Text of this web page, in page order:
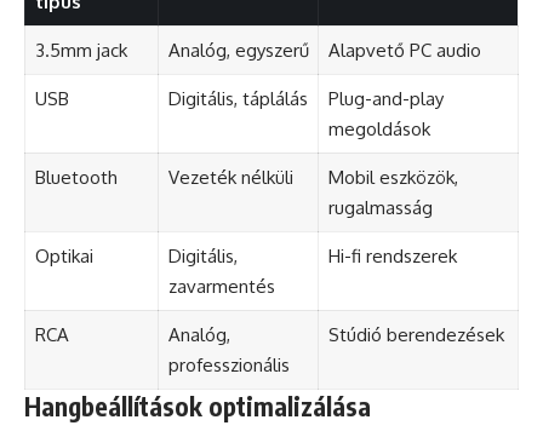
3.5mm jack Analóg, egyszerű Alapvető PC audio
USB Digitális, táplálás
Plug-and-play
megoldások
Bluetooth Vezeték nélküli
Mobil eszközök,
rugalmasság
Optikai
Digitális,
zavarmentés
Hi-fi rendszerek
RCA
Analóg,
professzionális
Stúdió berendezések
Hangbeállítások optimalizálása